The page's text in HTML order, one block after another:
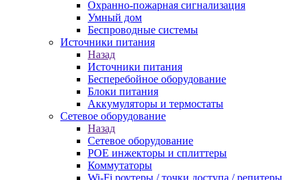
Охранно-пожарная сигнализация
Умный дом
Беспроводные системы
Источники питания
Назад
Источники питания
Бесперебойное оборудование
Блоки питания
Аккумуляторы и термостаты
Сетевое оборудование
Назад
Сетевое оборудование
POE инжекторы и сплиттеры
Коммутаторы
Wi-Fi роутеры / точки доступа / репитеры